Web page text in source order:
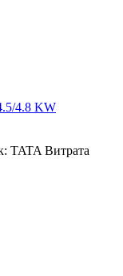
4.8 KW
TATA Витрата